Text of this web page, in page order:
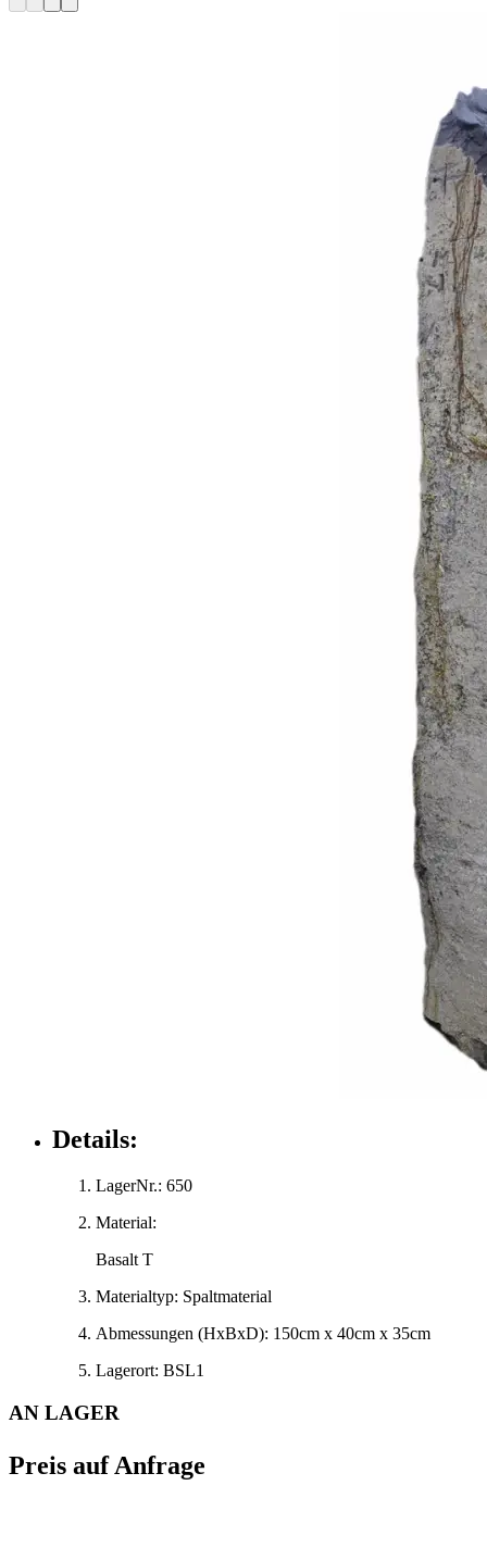
Details:
LagerNr.: 650
Material:
Basalt T
Materialtyp: Spaltmaterial
Abmessungen (HxBxD): 150cm x 40cm x 35cm
Lagerort: BSL1
AN LAGER
Preis auf Anfrage